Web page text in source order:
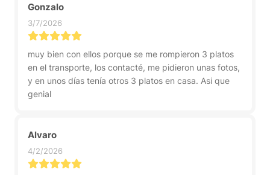
Gonzalo
3/7/2026
muy bien con ellos porque se me rompieron 3 platos
en el transporte, los contacté, me pidieron unas fotos,
y en unos días tenía otros 3 platos en casa. Asi que
genial
Alvaro
4/2/2026